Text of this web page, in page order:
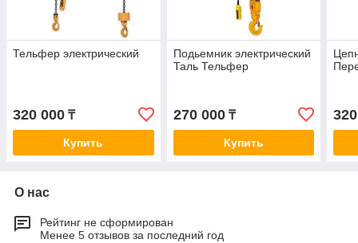
Тельфер электрический
320 000 ₸
Купить
Подьемник электрический
Таль Тельфер
270 000₸
Купить
О нас
Рейтинг не сформирован
Менее 5 отзывов за последний год